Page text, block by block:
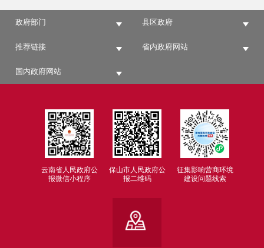
政府部门 县区政府
推荐链接 省内政府网站
国内政府网站
云南省人民政府公
报微信小程序
保山市人民政府公
报二维码
征集影响营商环境
建设问题线索